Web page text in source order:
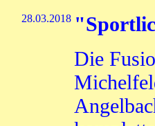
28.03.2018
Die